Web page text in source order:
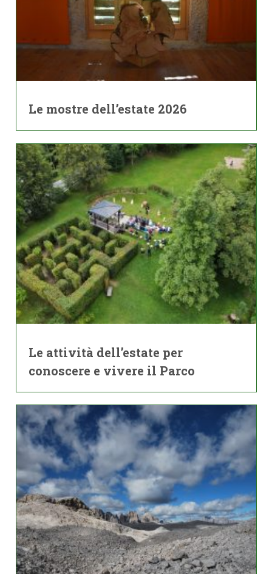
Le mostre dell’estate 2026
Le attività dell’estate per
conoscere e vivere il Parco